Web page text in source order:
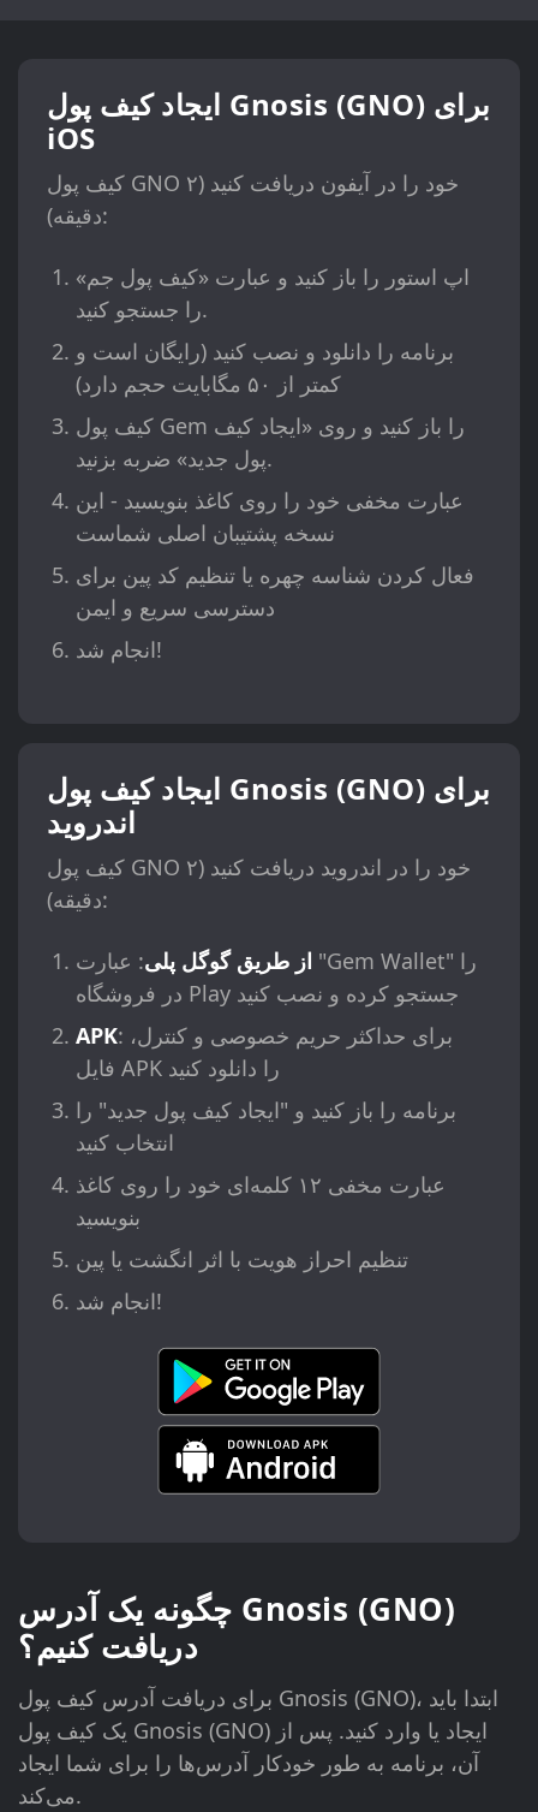
ایجاد کیف پول Gnosis (GNO) برای
iOS
کیف پول GNO خود را در آیفون دریافت کنید (۲
دقیقه):
اپ استور را باز کنید و عبارت «کیف پول جم»
را جستجو کنید.
برنامه را دانلود و نصب کنید (رایگان است و
کمتر از ۵۰ مگابایت حجم دارد)
کیف پول Gem را باز کنید و روی «ایجاد کیف
پول جدید» ضربه بزنید.
عبارت مخفی خود را روی کاغذ بنویسید - این
نسخه پشتیبان اصلی شماست
فعال کردن شناسه چهره یا تنظیم کد پین برای
دسترسی سریع و ایمن
انجام شد!
ایجاد کیف پول Gnosis (GNO) برای
اندروید
کیف پول GNO خود را در اندروید دریافت کنید (۲
دقیقه):
از طریق گوگل پلی: عبارت "Gem Wallet" را
در فروشگاه Play جستجو کرده و نصب کنید
APK: برای حداکثر حریم خصوصی و کنترل،
فایل APK را دانلود کنید
برنامه را باز کنید و "ایجاد کیف پول جدید" را
انتخاب کنید
عبارت مخفی ۱۲ کلمه‌ای خود را روی کاغذ
بنویسید
تنظیم احراز هویت با اثر انگشت یا پین
انجام شد!
چگونه یک آدرس Gnosis (GNO)
دریافت کنیم؟
برای دریافت آدرس کیف پول Gnosis (GNO)، ابتدا باید
یک کیف پول Gnosis (GNO) ایجاد یا وارد کنید. پس از
آن، برنامه به طور خودکار آدرس‌ها را برای شما ایجاد
می‌کند.